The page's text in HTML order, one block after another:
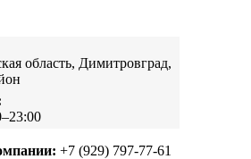
область, Димитровград,
+7 (929) 797-77-61